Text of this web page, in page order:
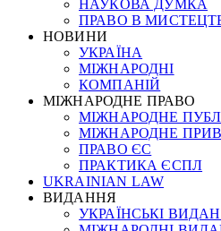
НАУКОВА ДУМКА
ПРАВО В
НОВИНИ
УКРАЇНА
МІЖНАРОДНІ
КОМПАНІЙ
МІЖНАРОДНЕ ПРАВО
МІЖНАРОДНЕ
МІЖНАРОДНЕ
ПРАВО ЄС
ПРАКТИКА ЄСПЛ
UKRAINIAN LAW
ВИДАННЯ
УКРАЇНСЬКІ